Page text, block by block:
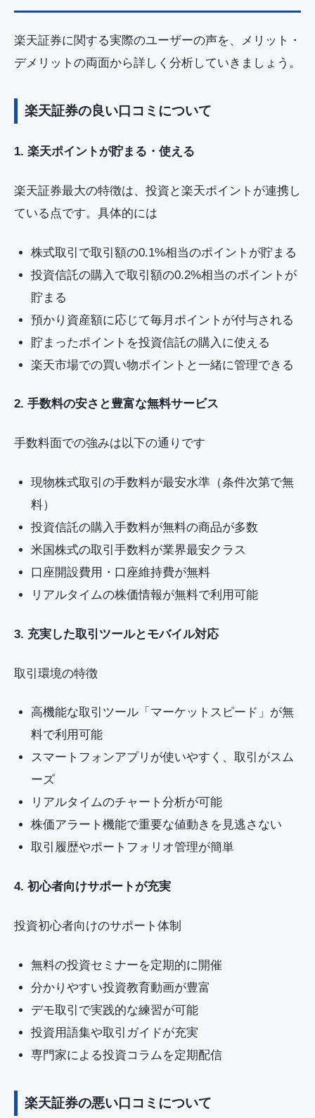
楽天証券に関する実際のユーザーの声を、メリット・
デメリットの両面から詳しく分析していきましょう。
楽天証券の良い口コミについて
1. 楽天ポイントが貯まる・使える
楽天証券最大の特徴は、投資と楽天ポイントが連携し
ている点です。具体的には
株式取引で取引額の0.1%相当のポイントが貯まる
投資信託の購入で取引額の0.2%相当のポイントが
貯まる
預かり資産額に応じて毎月ポイントが付与される
貯まったポイントを投資信託の購入に使える
楽天市場での買い物ポイントと一緒に管理できる
2. 手数料の安さと豊富な無料サービス
手数料面での強みは以下の通りです
現物株式取引の手数料が最安水準（条件次第で無
料）
投資信託の購入手数料が無料の商品が多数
米国株式の取引手数料が業界最安クラス
口座開設費用・口座維持費が無料
リアルタイムの株価情報が無料で利用可能
3. 充実した取引ツールとモバイル対応
取引環境の特徴
高機能な取引ツール「マーケットスピード」が無
料で利用可能
スマートフォンアプリが使いやすく、取引がスム
ーズ
リアルタイムのチャート分析が可能
株価アラート機能で重要な値動きを見逃さない
取引履歴やポートフォリオ管理が簡単
4. 初心者向けサポートが充実
投資初心者向けのサポート体制
無料の投資セミナーを定期的に開催
分かりやすい投資教育動画が豊富
デモ取引で実践的な練習が可能
投資用語集や取引ガイドが充実
専門家による投資コラムを定期配信
楽天証券の悪い口コミについて